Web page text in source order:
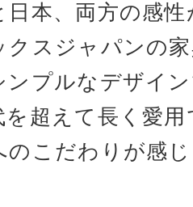
日本、両方の感
クスジャパンの
ンプルなデザイ
を超えて長く愛
のこだわりが感